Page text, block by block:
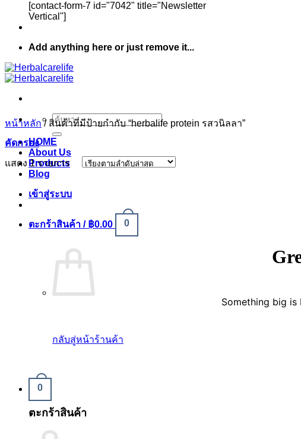
[contact-form-7 id="7042" title="Newsletter
Vertical"]
Add anything here or just remove it...
ค้นหา:
HOME
About Us
Products
Blog
เข้าสู่ระบบ
ตะกร้าสินค้า / ฿0.00 0
กลับสู่หน้าร้านค้า
0
ตะกร้าสินค้า
หน้าหลัก /สินค้าที่มีป้ายกำกับ “herbalife protein รสวนิลลา”
คัดกรอง
แสดง 1 รายการ
Something big